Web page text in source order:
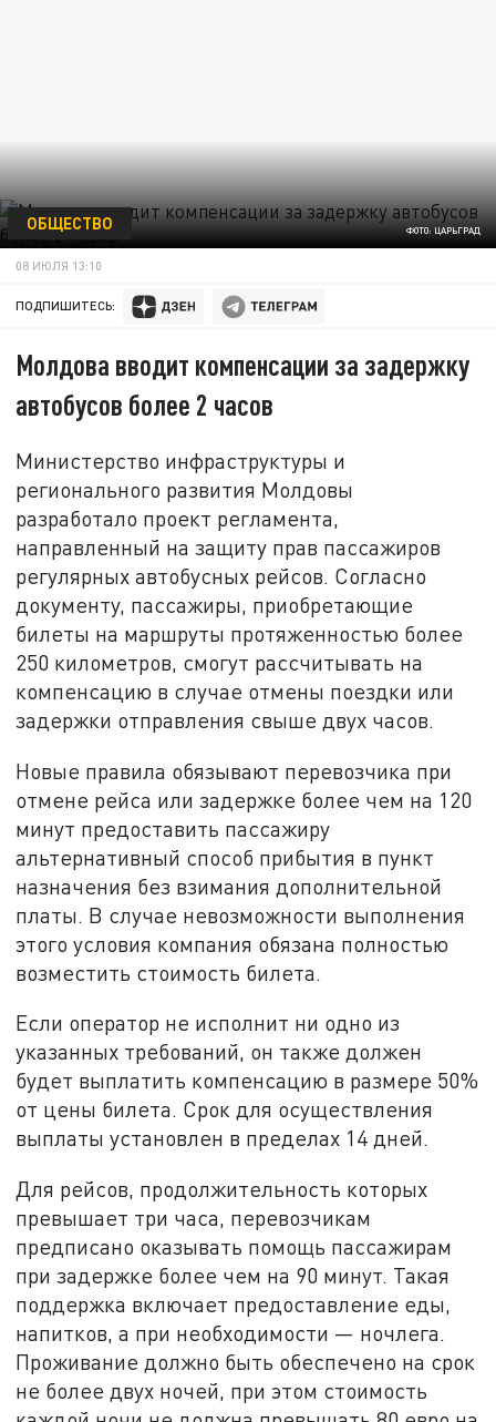
ФОТО: ЦАРЬГРАД
ОБЩЕСТВО
08 ИЮЛЯ 13:10
ПОДПИШИТЕСЬ:
Молдова вводит компенсации за задержку
автобусов более 2 часов
Министерство инфраструктуры и
регионального развития Молдовы
разработало проект регламента,
направленный на защиту прав пассажиров
регулярных автобусных рейсов. Согласно
документу, пассажиры, приобретающие
билеты на маршруты протяженностью более
250 километров, смогут рассчитывать на
компенсацию в случае отмены поездки или
задержки отправления свыше двух часов.
Новые правила обязывают перевозчика при
отмене рейса или задержке более чем на 120
минут предоставить пассажиру
альтернативный способ прибытия в пункт
назначения без взимания дополнительной
платы. В случае невозможности выполнения
этого условия компания обязана полностью
возместить стоимость билета.
Если оператор не исполнит ни одно из
указанных требований, он также должен
будет выплатить компенсацию в размере 50%
от цены билета. Срок для осуществления
выплаты установлен в пределах 14 дней.
Для рейсов, продолжительность которых
превышает три часа, перевозчикам
предписано оказывать помощь пассажирам
при задержке более чем на 90 минут. Такая
поддержка включает предоставление еды,
напитков, а при необходимости — ночлега.
Проживание должно быть обеспечено на срок
не более двух ночей, при этом стоимость